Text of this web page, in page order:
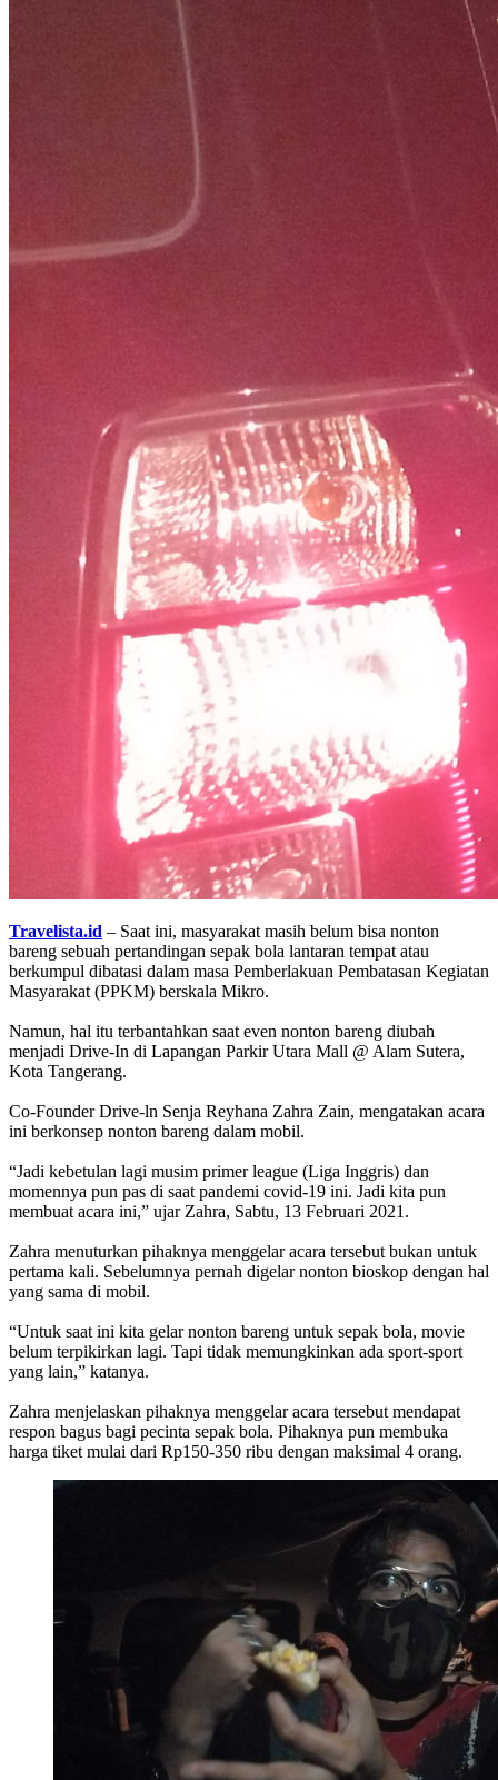
Travelista.id – Saat ini, masyarakat masih belum bisa nonton
bareng sebuah pertandingan sepak bola lantaran tempat atau
berkumpul dibatasi dalam masa Pemberlakuan Pembatasan Kegiatan
Masyarakat (PPKM) berskala Mikro.
Namun, hal itu terbantahkan saat even nonton bareng diubah
menjadi Drive-In di Lapangan Parkir Utara Mall @ Alam Sutera,
Kota Tangerang.
Co-Founder Drive-ln Senja Reyhana Zahra Zain, mengatakan acara
ini berkonsep nonton bareng dalam mobil.
“Jadi kebetulan lagi musim primer league (Liga Inggris) dan
momennya pun pas di saat pandemi covid-19 ini. Jadi kita pun
membuat acara ini,” ujar Zahra, Sabtu, 13 Februari 2021.
Zahra menuturkan pihaknya menggelar acara tersebut bukan untuk
pertama kali. Sebelumnya pernah digelar nonton bioskop dengan hal
yang sama di mobil.
“Untuk saat ini kita gelar nonton bareng untuk sepak bola, movie
belum terpikirkan lagi. Tapi tidak memungkinkan ada sport-sport
yang lain,” katanya.
Zahra menjelaskan pihaknya menggelar acara tersebut mendapat
respon bagus bagi pecinta sepak bola. Pihaknya pun membuka
harga tiket mulai dari Rp150-350 ribu dengan maksimal 4 orang.